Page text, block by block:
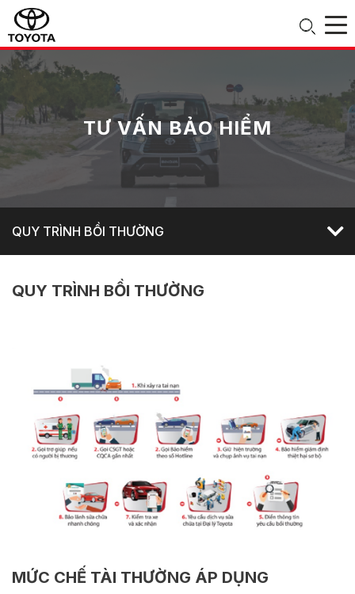
TƯ VẤN BẢO HIỂM
QUY TRÌNH BỒI THƯỜNG
QUY TRÌNH BỒI THƯỜNG
MỨC CHẾ TÀI THƯỜNG ÁP DỤNG